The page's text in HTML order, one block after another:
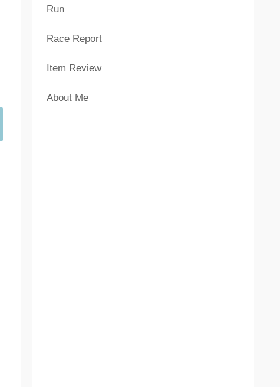
Run
Race Report
Item Review
About Me